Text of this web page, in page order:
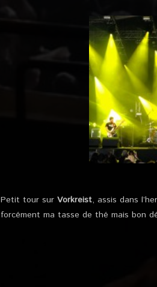
Petit tour sur Vorkreist, assis dans
forcément ma tasse de thé mais bon